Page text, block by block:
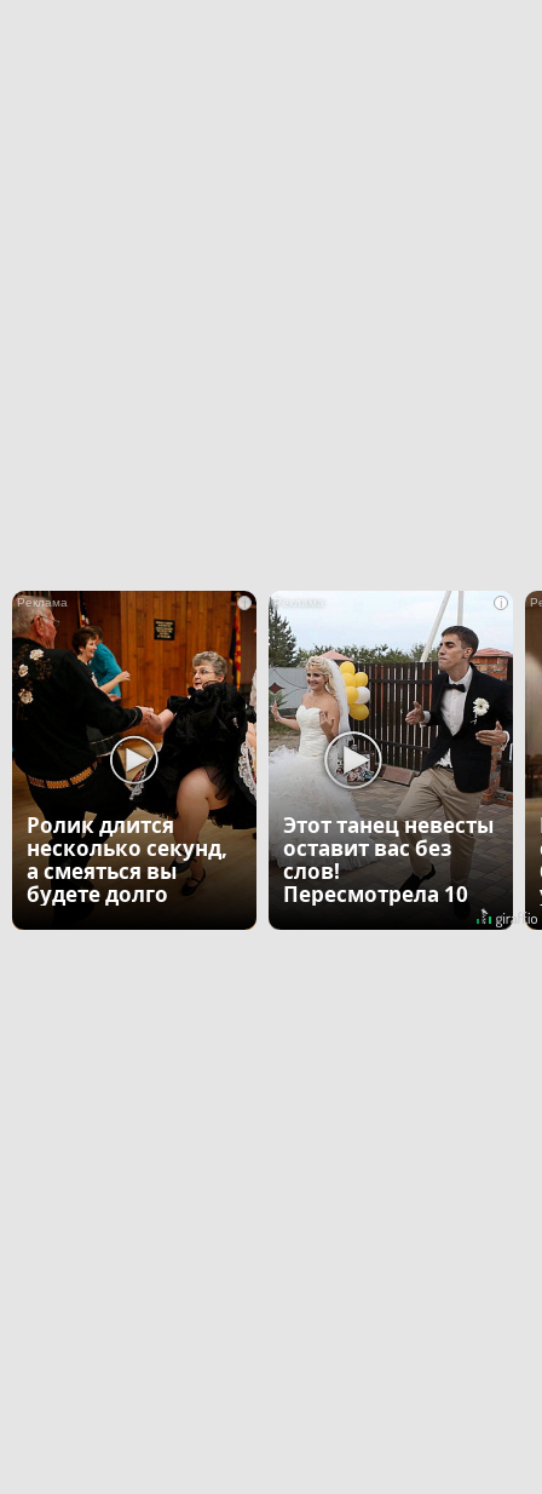
i
Ролик длится
несколько секунд,
а смеяться вы
будете долго
i
Этот танец невесты
оставит вас без
слов!
Пересмотрела 10